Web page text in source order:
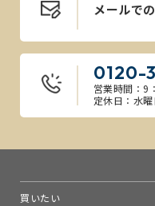
メールで
0120-
営業時間：9
定休日：水曜
買いたい